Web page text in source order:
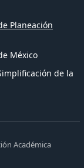
Planeación
México
de la
Académica